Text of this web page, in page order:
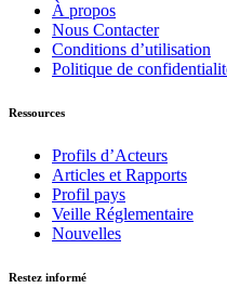
À propos
Nous Contacter
Conditions d’utilisation
Politique de
Ressources
Profils d’Acteurs
Articles et Rapports
Profil pays
Veille Réglementaire
Nouvelles
Restez informé